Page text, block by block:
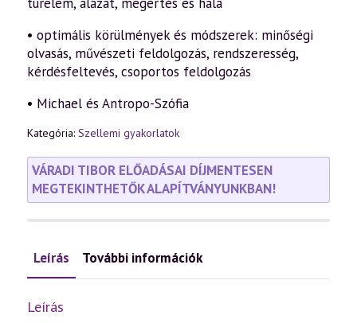
• optimális körülmények és módszerek: minőségi
olvasás, művészeti feldolgozás, rendszeresség,
kérdésfeltevés, csoportos feldolgozás
• Michael és Antropo-Szófia
Kategória: Szellemi gyakorlatok
VÁRADI TIBOR ELŐADÁSAI DÍJMENTESEN
MEGTEKINTHETŐK ALAPÍTVÁNYUNKBAN!
Leírás További információk
Leírás